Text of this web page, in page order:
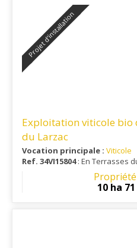
Projet d’installation
Exploitation viticole bio
du Larzac
Vocation principale : Viticole
Ref. 34VI15804: En Terrasses
10 ha